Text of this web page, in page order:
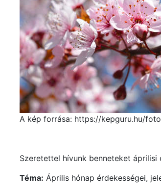
A kép forrása: https://kepguru.hu/
Szeretettel hívunk benneteket áprilisi
Téma: Április hónap érdekességei,